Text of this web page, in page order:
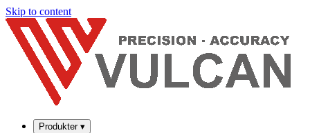
Skip to content
Produkter ▾